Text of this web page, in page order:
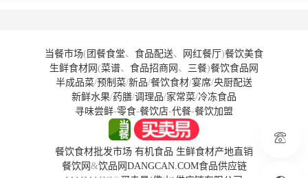
当餐市场( 团餐食堂、 食品配送、 网红餐厅)餐饮美食
生鲜食材网 (菜谱、 食品招商网 、 三餐)餐饮食品网
半成品菜/预制菜/新品/餐饮食材/宴席/央厨配送
新鲜水果/药膳/调理品/家常菜/冷冻食品
寻味尝鲜-零食-餐饮店-代餐-餐饮加盟
餐饮食材批发市场 有机食品 生鲜食材产地直销
餐饮网 &饮品网 DANGCAN.COM食品供应链